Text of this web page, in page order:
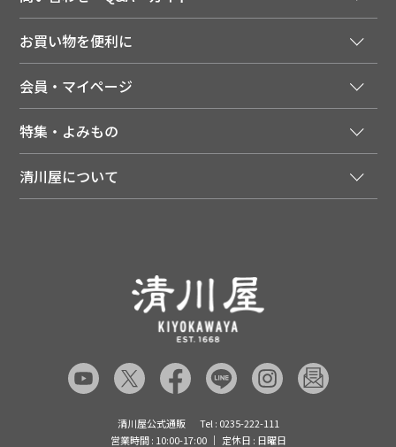
ご利用ガイド
領収書について
送料について
配達日について
返品について
よくあるご質問（FAQ）
あんしんの品質保証について（産直品）
品質保証について（通常品）
お買い物を便利に
季節のカタログを無料でお届け
店舗・ECポイント共通アプリ
LINEお友だち登録
会員・マイページ
会員特典について
注文履歴
特集・よみもの
メディア掲載商品
清川屋のレビューを見る
清川屋について
清川屋公式通販
Tel : 0235-222-111
営業時間 : 10:00-17:00
定休日 : 日曜日